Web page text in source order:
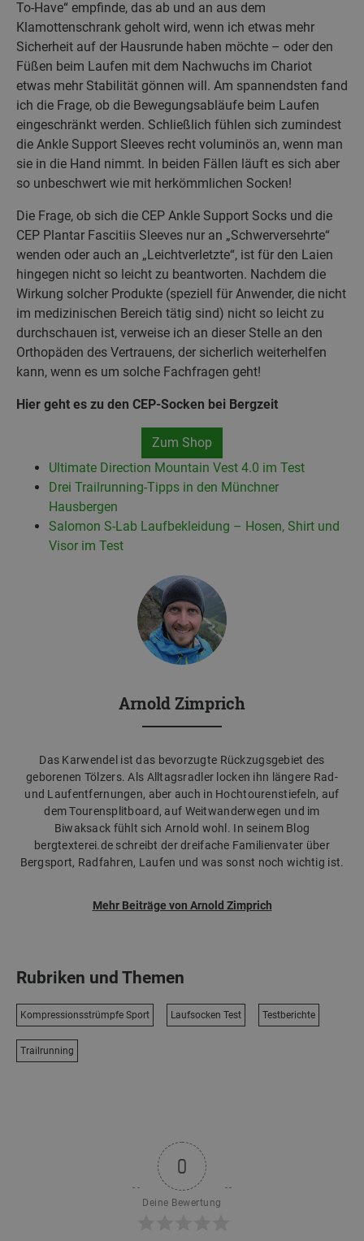
To-Have“ empfinde, das ab und an aus dem
Klamottenschrank geholt wird, wenn ich etwas mehr
Sicherheit auf der Hausrunde haben möchte – oder den
Füßen beim Laufen mit dem Nachwuchs im Chariot
etwas mehr Stabilität gönnen will. Am spannendsten fand
ich die Frage, ob die Bewegungsabläufe beim Laufen
eingeschränkt werden. Schließlich fühlen sich zumindest
die Ankle Support Sleeves recht voluminös an, wenn man
sie in die Hand nimmt. In beiden Fällen läuft es sich aber
so unbeschwert wie mit herkömmlichen Socken!
Die Frage, ob sich die CEP Ankle Support Socks und die
CEP Plantar Fascitiis Sleeves nur an „Schwerversehrte“
wenden oder auch an „Leichtverletzte“, ist für den Laien
hingegen nicht so leicht zu beantworten. Nachdem die
Wirkung solcher Produkte (speziell für Anwender, die nicht
im medizinischen Bereich tätig sind) nicht so leicht zu
durchschauen ist, verweise ich an dieser Stelle an den
Orthopäden des Vertrauens, der sicherlich weiterhelfen
kann, wenn es um solche Fachfragen geht!
Hier geht es zu den CEP-Socken bei Bergzeit
Zum Shop
Ultimate Direction Mountain Vest 4.0 im Test
Drei Trailrunning-Tipps in den Münchner
Hausbergen
Salomon S-Lab Laufbekleidung – Hosen, Shirt und
Visor im Test
Arnold Zimprich
Das Karwendel ist das bevorzugte Rückzugsgebiet des
geborenen Tölzers. Als Alltagsradler locken ihn längere Rad-
und Laufentfernungen, aber auch in Hochtourenstiefeln, auf
dem Tourensplitboard, auf Weitwanderwegen und im
Biwaksack fühlt sich Arnold wohl. In seinem Blog
bergtexterei.de schreibt der dreifache Familienvater über
Bergsport, Radfahren, Laufen und was sonst noch wichtig ist.
Mehr Beiträge von Arnold Zimprich
Rubriken und Themen
Kompressionsstrümpfe Sport Laufsocken Test Testberichte
Trailrunning
0
Deine Bewertung